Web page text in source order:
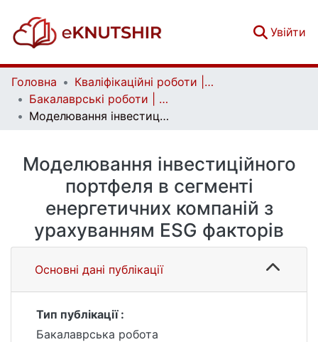
Увійти
Головна
Кваліфікаційні роботи | Qualifying works
Бакалаврські роботи | Bachelor theses
Моделювання інвестиційного портфеля в сегменті енергетичних компаній з урахуванням ESG факторів
Моделювання інвестиційного
портфеля в сегменті
енергетичних компаній з
урахуванням ESG факторів
Основні дані публікації
Тип публікації :
Бакалаврська робота